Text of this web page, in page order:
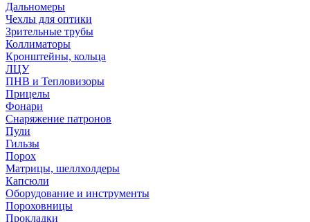
Дальномеры
Чехлы для оптики
Зрительные трубы
Коллиматоры
Кронштейны, кольца
ЛЦУ
ПНВ и Тепловизоры
Прицелы
Фонари
Снаряжение патронов
Пули
Гильзы
Порох
Матрицы, шеллхолдеры
Капсюли
Оборудование и инструменты
Пороховницы
Прокладки